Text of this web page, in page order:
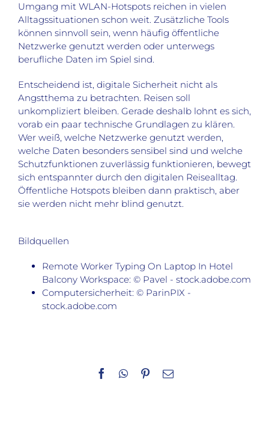
Umgang mit WLAN-Hotspots reichen in vielen
Alltagssituationen schon weit. Zusätzliche Tools
können sinnvoll sein, wenn häufig öffentliche
Netzwerke genutzt werden oder unterwegs
berufliche Daten im Spiel sind.
Entscheidend ist, digitale Sicherheit nicht als
Angstthema zu betrachten. Reisen soll
unkompliziert bleiben. Gerade deshalb lohnt es sich,
vorab ein paar technische Grundlagen zu klären.
Wer weiß, welche Netzwerke genutzt werden,
welche Daten besonders sensibel sind und welche
Schutzfunktionen zuverlässig funktionieren, bewegt
sich entspannter durch den digitalen Reisealltag.
Öffentliche Hotspots bleiben dann praktisch, aber
sie werden nicht mehr blind genutzt.
Bildquellen
Remote Worker Typing On Laptop In Hotel
Balcony Workspace: © Pavel - stock.adobe.com
Computersicherheit: © ParinPIX -
stock.adobe.com
Facebook
WhatsApp
Pinterest
E-